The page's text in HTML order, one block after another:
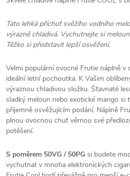
Tato lehká příchuť svěžího vodního
výrazně chladivá. Vychutnejte si
Těžko si představit lepší osvěžení.
Velmi populární ovocné Frutie náplně v
ideální letní pochoutka. K Vašim
výraznou chladivou složku. Šťavnaté
sladký meloun nebo exotické mango si
příjemně osvěžujícím podání. Náplně
plnou ovocnou chuť věrnou své
potěšení.
S poměrem 50VG / 50PG si budete
vychutnat v mnoha elektronických